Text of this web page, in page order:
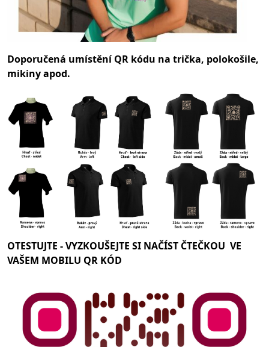
Doporučená umístění QR kódu na trička, polokošile,
mikiny apod.
OTESTUJTE -VYZKOUŠEJTE SI NAČÍST ČTEČKOU VE
VAŠEM MOBILU QR KÓD